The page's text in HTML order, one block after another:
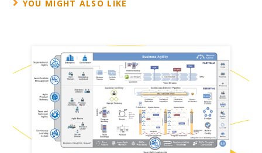
YOU MIGHT ALSO LIKE